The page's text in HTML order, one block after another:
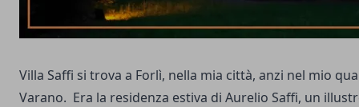
Villa Saffi si trova a Forlì, nella mia città, anzi nel mio
Varano. Era la residenza estiva di Aurelio Saffi, un